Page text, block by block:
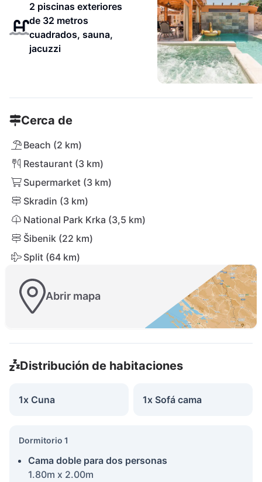
2 piscinas exteriores
de 32 metros
cuadrados, sauna,
jacuzzi
Cerca de
Beach (2 km)
Restaurant (3 km)
Supermarket (3 km)
Skradin (3 km)
National Park Krka (3,5 km)
Šibenik (22 km)
Split (64 km)
Abrir mapa
Distribución de habitaciones
1x Cuna 1x Sofá cama
Dormitorio 1
Cama doble para dos personas
1.80m x 2.00m